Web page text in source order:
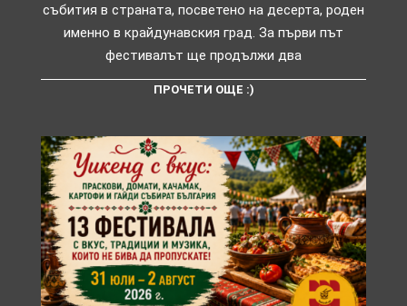
събития в страната, посветено на десерта, роден
именно в крайдунавския град. За първи път
фестивалът ще продължи два
ПРОЧЕТИ ОЩЕ :)